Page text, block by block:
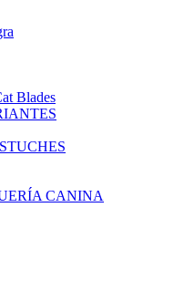
Blades
CANINA